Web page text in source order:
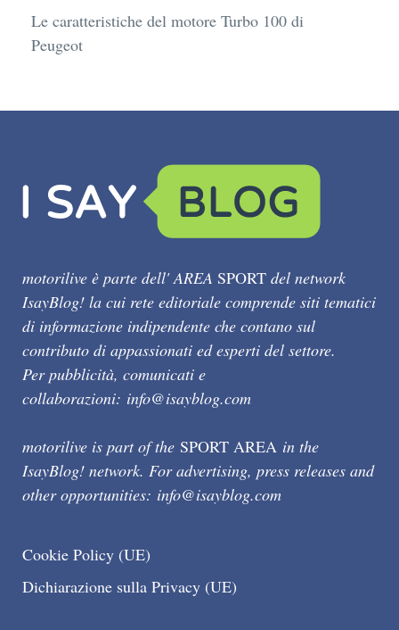
Le caratteristiche del motore Turbo 100 di
Peugeot
motorilive è parte dell' AREA SPORT del network
IsayBlog! la cui rete editoriale comprende siti tematici
di informazione indipendente che contano sul
contributo di appassionati ed esperti del settore.
Per pubblicità, comunicati e
collaborazioni: info@isayblog.com
motorilive is part of the SPORT AREA in the
IsayBlog! network. For advertising, press releases and
other opportunities: info@isayblog.com
Cookie Policy (UE)
Dichiarazione sulla Privacy (UE)